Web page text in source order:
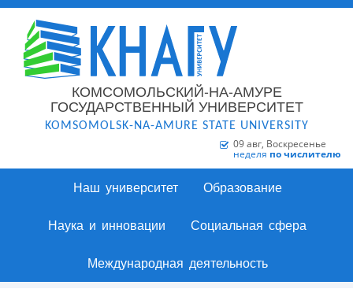
КОМСОМОЛЬСКИЙ-НА-АМУРЕ
ГОСУДАРСТВЕННЫЙ УНИВЕРСИТЕТ
KOMSOMOLSK-NA-AMURE STATE UNIVERSITY
09 авг, Воскресенье
неделя по числителю
Наш университет Образование
Наука и инновации Социальная сфера
Международная деятельность